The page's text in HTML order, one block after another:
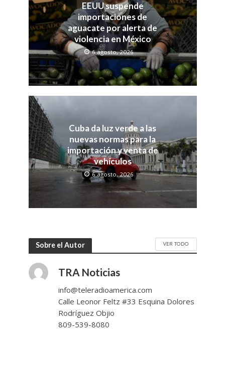
EEUU suspende
importaciones de
aguacate por alerta de
violencia en México
6 agosto, 2026
Cuba da luz verde a las
nuevas normas para la
importación y venta de
vehículos
6 agosto, 2026
Sobre el Autor VER TODO
TRA Noticias
info@teleradioamerica.com
Calle Leonor Feltz #33 Esquina Dolores
Rodríguez Objio
809-539-8080